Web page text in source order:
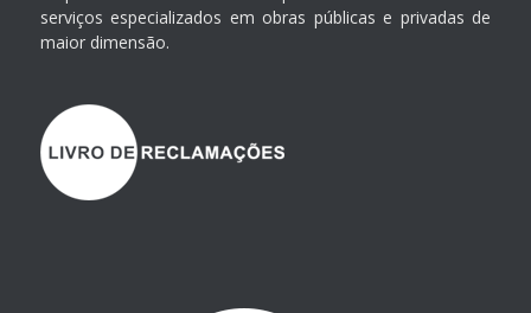
serviços especializados em obras públicas e privadas de
maior dimensão.